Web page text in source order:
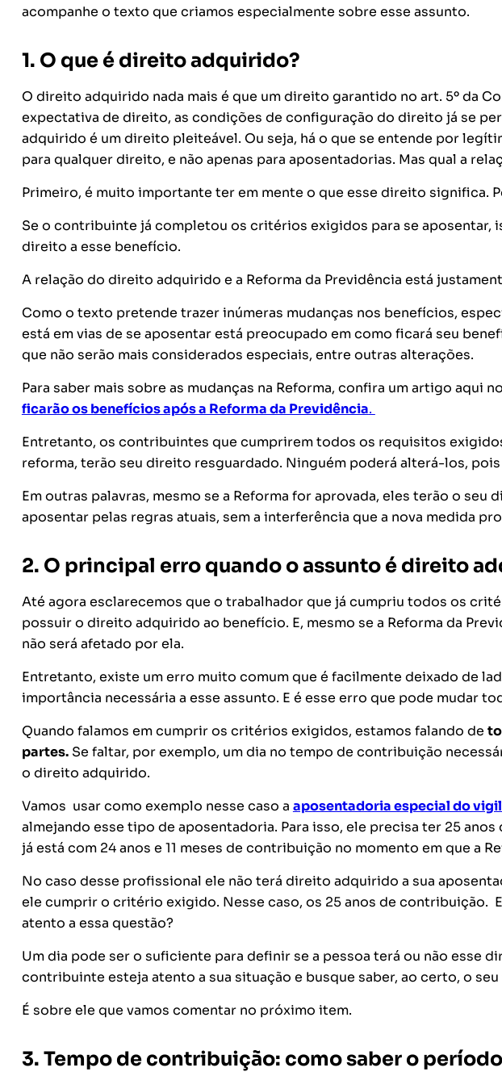
acompanhe o texto que criamos especialmente sobre esse assunto.
1. O que é direito adquirido?
O direito adquirido nada mais é que um direito garantido no art. 5º da
expectativa de direito, as condições de configuração do direito já se
adquirido é um direito pleiteável. Ou seja, há o que se entende por
para qualquer direito, e não apenas para aposentadorias. Mas qual a
Primeiro, é muito importante ter em mente o que esse direito significa.
Se o contribuinte já completou os critérios exigidos para se aposentar,
direito a esse benefício.
A relação do direito adquirido e a Reforma da Previdência está
Como o texto pretende trazer inúmeras mudanças nos benefícios,
está em vias de se aposentar está preocupado em como ficará seu
que não serão mais considerados especiais, entre outras alterações.
Para saber mais sobre as mudanças na Reforma, confira um artigo aqui
ficarão os benefícios após a Reforma da Previdência.
Entretanto, os contribuintes que cumprirem todos os requisitos
reforma, terão seu direito resguardado. Ninguém poderá alterá-los,
Em outras palavras, mesmo se a Reforma for aprovada, eles terão o
aposentar pelas regras atuais, sem a interferência que a nova medida
2. O principal erro quando o assunto é direito
Até agora esclarecemos que o trabalhador que já cumpriu todos os
possuir o direito adquirido ao benefício. E, mesmo se a Reforma da
não será afetado por ela.
Entretanto, existe um erro muito comum que é facilmente deixado de
importância necessária a esse assunto. E é esse erro que pode mudar
Quando falamos em cumprir os critérios exigidos, estamos falando de
partes.Se faltar, por exemplo, um dia no tempo de contribuição
o direito adquirido.
Vamos usar como exemplo nesse caso a aposentadoria especial do
almejando esse tipo de aposentadoria. Para isso, ele precisa ter 25
já está com 24 anos e 11 meses de contribuição no momento em que a
No caso desse profissional ele não terá direito adquirido a sua
ele cumprir o critério exigido. Nesse caso, os 25 anos de contribuição.
atento a essa questão?
Um dia pode ser o suficiente para definir se a pessoa terá ou não esse
contribuinte esteja atento a sua situação e busque saber, ao certo, o
É sobre ele que vamos comentar no próximo item.
3. Tempo de contribuição: como saber o